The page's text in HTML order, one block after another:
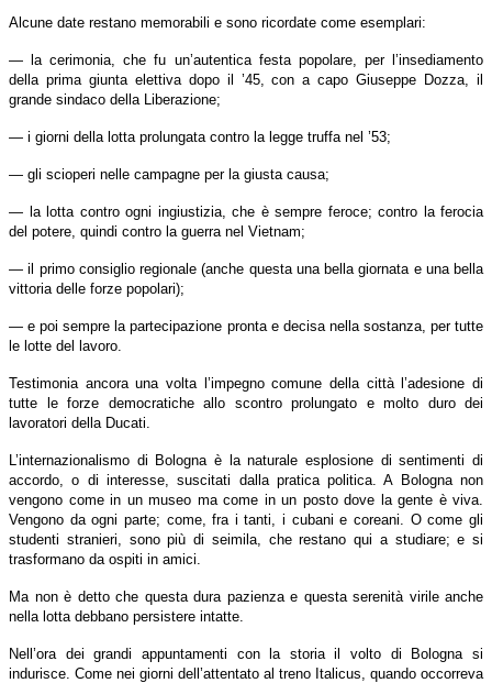
Alcune date restano memorabili e sono ricordate come esemplari:
— la cerimonia, che fu un’autentica festa popolare, per l’insediamento
della prima giunta elettiva dopo il ’45, con a capo Giuseppe Dozza, il
grande sindaco della Liberazione;
— i giorni della lotta prolungata contro la legge truffa nel ’53;
— gli scioperi nelle campagne per la giusta causa;
— la lotta contro ogni ingiustizia, che è sempre feroce; contro la ferocia
del potere, quindi contro la guerra nel Vietnam;
— il primo consiglio regionale (anche questa una bella giornata e una bella
vittoria delle forze popolari);
— e poi sempre la partecipazione pronta e decisa nella sostanza, per tutte
le lotte del lavoro.
Testimonia ancora una volta l’impegno comune della città l’adesione di
tutte le forze democratiche allo scontro prolungato e molto duro dei
lavoratori della Ducati.
L’internazionalismo di Bologna è la naturale esplosione di sentimenti di
accordo, o di interesse, suscitati dalla pratica politica. A Bologna non
vengono come in un museo ma come in un posto dove la gente è viva.
Vengono da ogni parte; come, fra i tanti, i cubani e coreani. O come gli
studenti stranieri, sono più di seimila, che restano qui a studiare; e si
trasformano da ospiti in amici.
Ma non è detto che questa dura pazienza e questa serenità virile anche
nella lotta debbano persistere intatte.
Nell’ora dei grandi appuntamenti con la storia il volto di Bologna si
indurisce. Come nei giorni dell’attentato al treno Italicus, quando occorreva